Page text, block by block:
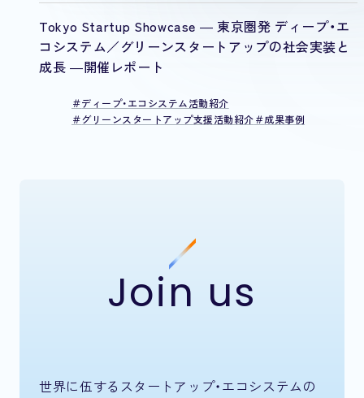
Tokyo Startup Showcase ― 東京圏発 ディープ・エ
コシステム／グリーンスタートアップの社会実装と
成長 ―開催レポート
ディープ・エコシステム活動紹介
グリーンスタートアップ支援活動紹介
成果事例
Join us
世界に伍するスタートアップ・エコシステムの